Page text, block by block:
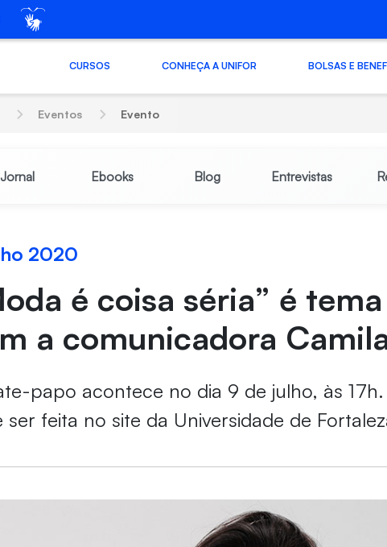
CURSOS CONHEÇA A UNIFOR BOLSAS E
Eventos Evento
Jornal Ebooks Blog Entrevistas
2020
é coisa séria” é
a comunicadora
papo acontece no dia 9 de julho, às
ser feita no site da Universidade de